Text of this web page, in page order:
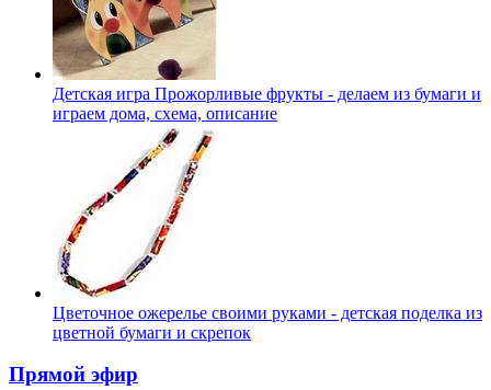
Детская игра Прожорливые фрукты - делаем из бумаги и
играем дома, схема, описание
Цветочное ожерелье своими руками - детская поделка из
цветной бумаги и скрепок
Прямой эфир